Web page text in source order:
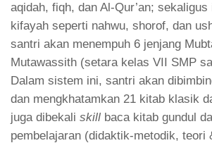
aqidah, fiqh, dan Al-Qur’an;
kifayah seperti nahwu, shorof, dan
santri akan menempuh 6 jenjang
Mutawassith (setara kelas VII SMP
Dalam sistem ini, santri akan
dan mengkhatamkan 21 kitab klasik
juga dibekali skill baca kitab gundul
pembelajaran (didaktik-metodik, teori